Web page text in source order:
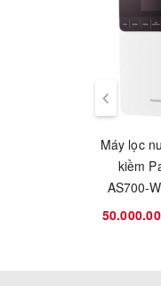
Máy lọc
kiềm
AS700-